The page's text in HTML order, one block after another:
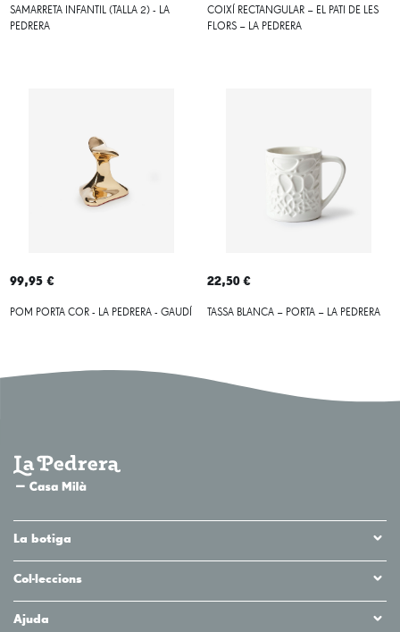
SAMARRETA INFANTIL (TALLA 2) - LA
PEDRERA
COIXÍ RECTANGULAR – EL PATI DE LES
FLORS – LA PEDRERA
99,95 €
POM PORTA COR - LA PEDRERA - GAUDÍ
22,50 €
TASSA BLANCA – PORTA – LA PEDRERA
La botiga
Col·leccions
Ajuda